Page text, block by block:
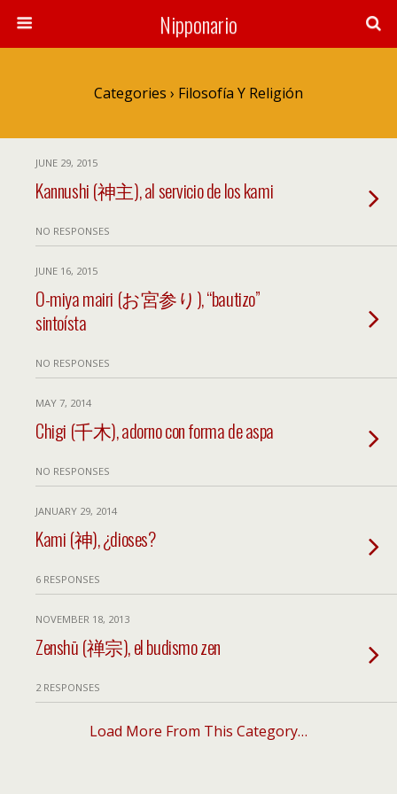
Nipponario
Categories › Filosofía Y Religión
JUNE 29, 2015
Kannushi (神主), al servicio de los kami
NO RESPONSES
JUNE 16, 2015
O-miya mairi (お宮参り), “bautizo”
sintoísta
NO RESPONSES
MAY 7, 2014
Chigi (千木), adorno con forma de aspa
NO RESPONSES
JANUARY 29, 2014
Kami (神), ¿dioses?
6 RESPONSES
NOVEMBER 18, 2013
Zenshū (禅宗), el budismo zen
2 RESPONSES
Load More From This Category…